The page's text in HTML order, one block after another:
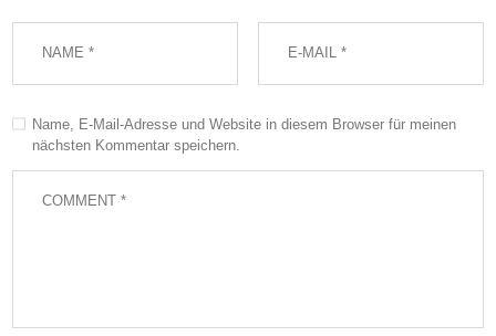
Name, E-Mail-Adresse und Website in diesem Browser für meinen
nächsten Kommentar speichern.